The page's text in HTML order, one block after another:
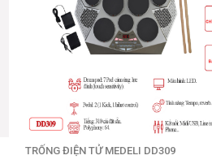
TRỐNG ĐIỆN TỬ MEDELI DD309